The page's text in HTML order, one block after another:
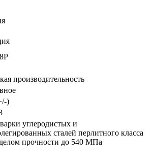
производительность
)
углеродистых и
сталей перлитного класса
прочности до 540 МПа